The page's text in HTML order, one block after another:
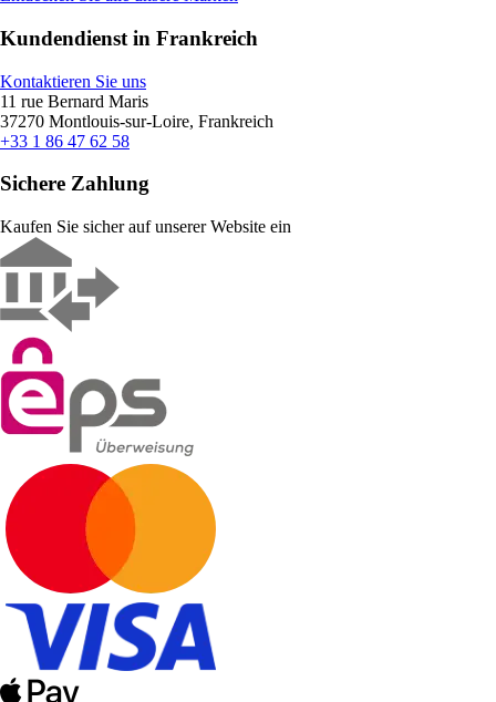
Kundendienst in Frankreich
Kontaktieren Sie uns
11 rue Bernard Maris
37270 Montlouis-sur-Loire, Frankreich
+33 1 86 47 62 58
Sichere Zahlung
Kaufen Sie sicher auf unserer Website ein